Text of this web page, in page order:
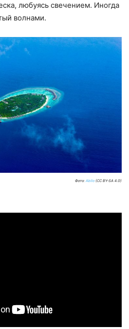
любуясь свечением. Иногда
волнами.
Фото: Abllo (CC BY-SA 4.0)